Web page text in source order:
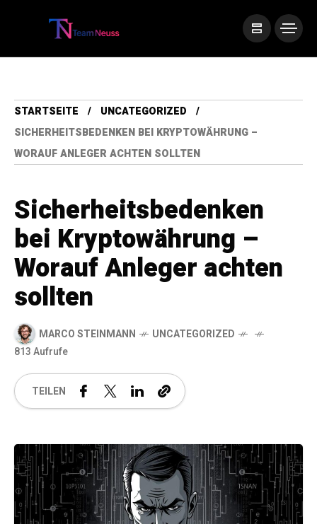
STARTSEITE
UNCATEGORIZED
SICHERHEITSBEDENKEN BEI KRYPTOWÄHRUNG –
WORAUF ANLEGER ACHTEN SOLLTEN
Sicherheitsbedenken
bei Kryptowährung –
Worauf Anleger achten
sollten
MARCO STEINMANN
UNCATEGORIZED
813 Aufrufe
TEILEN